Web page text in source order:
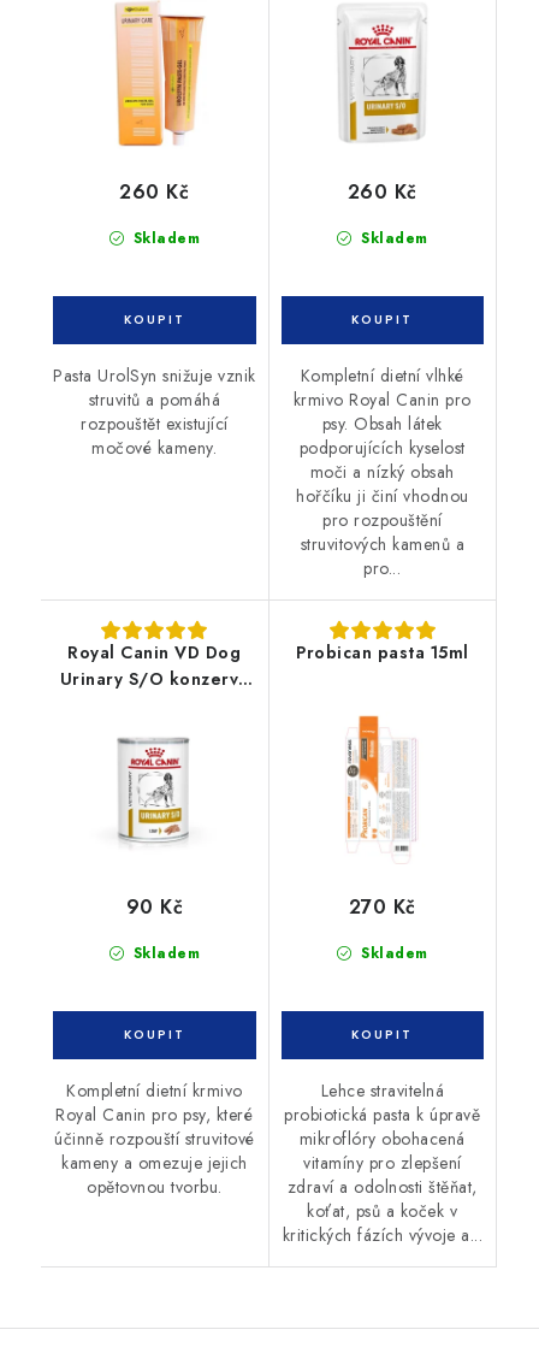
Skladem
260 Kč
Pasta UrolSyn snižuje vznik
struvitů a pomáhá
rozpouštět existující
močové kameny.
Skladem
260 Kč
Kompletní dietní vlhké
krmivo Royal Canin pro
psy. Obsah látek
podporujících kyselost
moči a nízký obsah
hořčíku ji činí vhodnou
pro rozpouštění
struvitových kamenů a
pro...
Royal Canin VD Dog
Urinary S/O konzerva
Skladem
90 Kč
Kompletní dietní krmivo
Royal Canin pro psy, které
účinně rozpouští struvitové
kameny a omezuje jejich
opětovnou tvorbu.
Probican pasta 15ml
Skladem
270 Kč
Lehce stravitelná
probiotická pasta k úpravě
mikroflóry obohacená
vitamíny pro zlepšení
zdraví a odolnosti štěňat,
koťat, psů a koček v
kritických fázích vývoje a...